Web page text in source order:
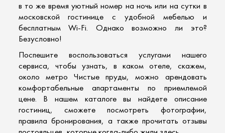
в то же время уютный номер на ночь или на сутки в
московской гостинице с удобной мебелью и
бесплатным Wi-Fi. Однако возможно ли это?
Безусловно!
Поспешите воспользоваться услугами нашего
сервиса, чтобы узнать, в каком отеле, скажем,
около метро Чистые пруды, можно арендовать
комфортабельные апартаменты по приемлемой
цене. В нашем каталоге вы найдете описание
гостиниц, сможете посмотреть фотографии,
правила бронирования, а также прочитать отзывы